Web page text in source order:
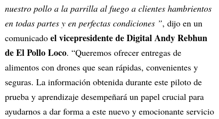
nuestro pollo a la parrilla al fuego a clientes hambrientos
en todas partes y en perfectas condiciones ”, dijo en un
comunicado el vicepresidente de Digital Andy Rebhun
de El Pollo Loco. “Queremos ofrecer entregas de
alimentos con drones que sean rápidas, convenientes y
seguras. La información obtenida durante este piloto de
prueba y aprendizaje desempeñará un papel crucial para
ayudarnos a dar forma a este nuevo y emocionante servicio